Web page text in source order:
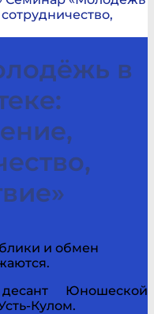
в
и обмен
Юношеской
Кулом.